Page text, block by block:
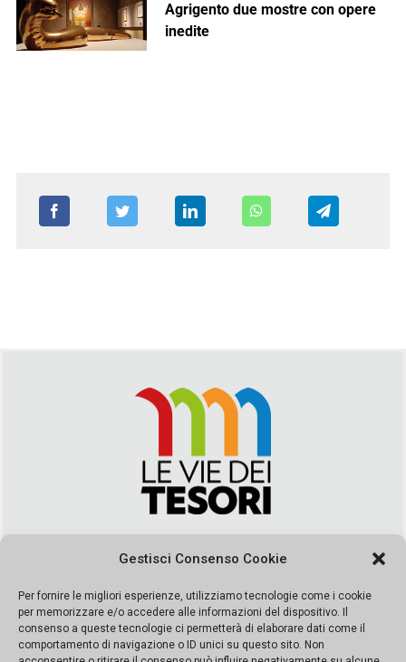
Gestisci Consenso Cookie
Per fornire le migliori esperienze, utilizziamo tecnologie come i cookie
per memorizzare e/o accedere alle informazioni del dispositivo. Il
consenso a queste tecnologie ci permetterà di elaborare dati come il
comportamento di navigazione o ID unici su questo sito. Non
Agrigento due mostre con opere
inedite
segreteria@leviedeitesori.it
Direttore ResponsabileMarcello Barbaro – Aut. del tribunale di
Palermo n. 19 del 2017 iscrizione al roc numero 37003 Editore